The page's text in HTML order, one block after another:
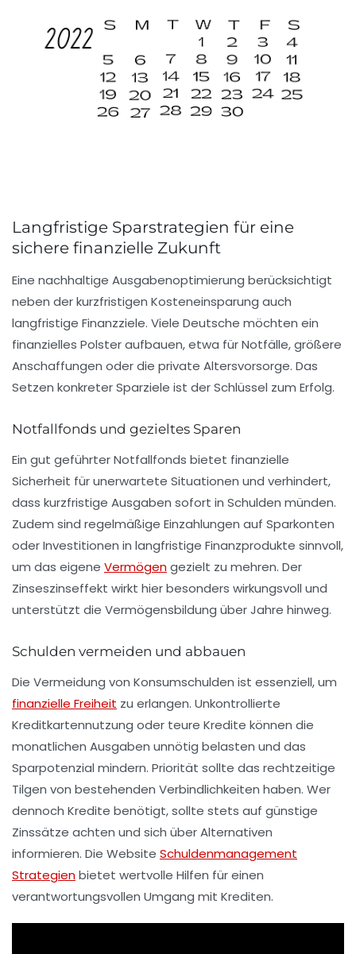
Langfristige Sparstrategien für eine
sichere finanzielle Zukunft
Eine nachhaltige Ausgabenoptimierung berücksichtigt
neben der kurzfristigen Kosteneinsparung auch
langfristige Finanzziele. Viele Deutsche möchten ein
finanzielles Polster aufbauen, etwa für Notfälle, größere
Anschaffungen oder die private Altersvorsorge. Das
Setzen konkreter Sparziele ist der Schlüssel zum Erfolg.
Notfallfonds und gezieltes Sparen
Ein gut geführter Notfallfonds bietet finanzielle
Sicherheit für unerwartete Situationen und verhindert,
dass kurzfristige Ausgaben sofort in Schulden münden.
Zudem sind regelmäßige Einzahlungen auf Sparkonten
oder Investitionen in langfristige Finanzprodukte sinnvoll,
um das eigene Vermögengezielt zu mehren. Der
Zinseszinseffekt wirkt hier besonders wirkungsvoll und
unterstützt die Vermögensbildung über Jahre hinweg.
Schulden vermeiden und abbauen
Die Vermeidung von Konsumschulden ist essenziell, um
finanzielle Freiheit zu erlangen. Unkontrollierte
Kreditkartennutzung oder teure Kredite können die
monatlichen Ausgaben unnötig belasten und das
Sparpotenzial mindern. Priorität sollte das rechtzeitige
Tilgen von bestehenden Verbindlichkeiten haben. Wer
dennoch Kredite benötigt, sollte stets auf günstige
Zinssätze achten und sich über Alternativen
informieren. Die Website Schuldenmanagement
Strategienbietet wertvolle Hilfen für einen
verantwortungsvollen Umgang mit Krediten.